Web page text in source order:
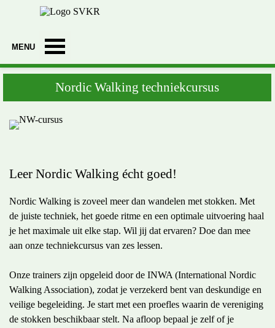
Ga naar de inhoud
Nordic Walking techniekcursus
Leer Nordic Walking écht goed!
Nordic Walking is zoveel meer dan wandelen met stokken. Met
de juiste techniek, het goede ritme en een optimale uitvoering haal
je het maximale uit elke stap. Wil jij dat ervaren? Doe dan mee
aan onze techniekcursus van zes lessen.
Onze trainers zijn opgeleid door de INWA (International Nordic
Walking Association), zodat je verzekerd bent van deskundige en
veilige begeleiding. Je start met een proefles waarin de vereniging
de stokken beschikbaar stelt. Na afloop bepaal je zelf of je